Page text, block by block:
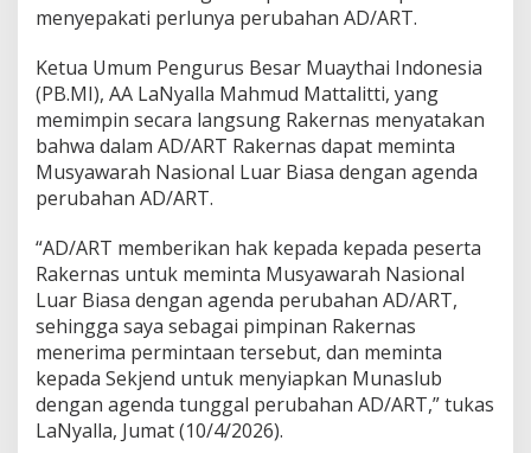
e
b
a
h
a
n
A
D
A
R
T
menyepakati perlunya perubahan AD/ART.
Ketua Umum Pengurus Besar Muaythai Indonesia
(PB.MI), AA LaNyalla Mahmud Mattalitti, yang
memimpin secara langsung Rakernas menyatakan
bahwa dalam AD/ART Rakernas dapat meminta
Musyawarah Nasional Luar Biasa dengan agenda
perubahan AD/ART.
“AD/ART memberikan hak kepada kepada peserta
Rakernas untuk meminta Musyawarah Nasional
Luar Biasa dengan agenda perubahan AD/ART,
sehingga saya sebagai pimpinan Rakernas
menerima permintaan tersebut, dan meminta
kepada Sekjend untuk menyiapkan Munaslub
dengan agenda tunggal perubahan AD/ART,” tukas
LaNyalla, Jumat (10/4/2026).